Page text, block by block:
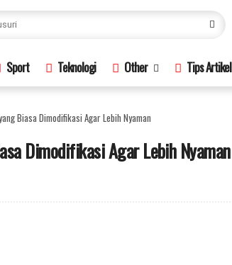
Sport Teknologi Other Tips Artikel
Biasa Dimodifikasi Agar Lebih Nyaman
Dimodifikasi Agar Lebih Nyaman